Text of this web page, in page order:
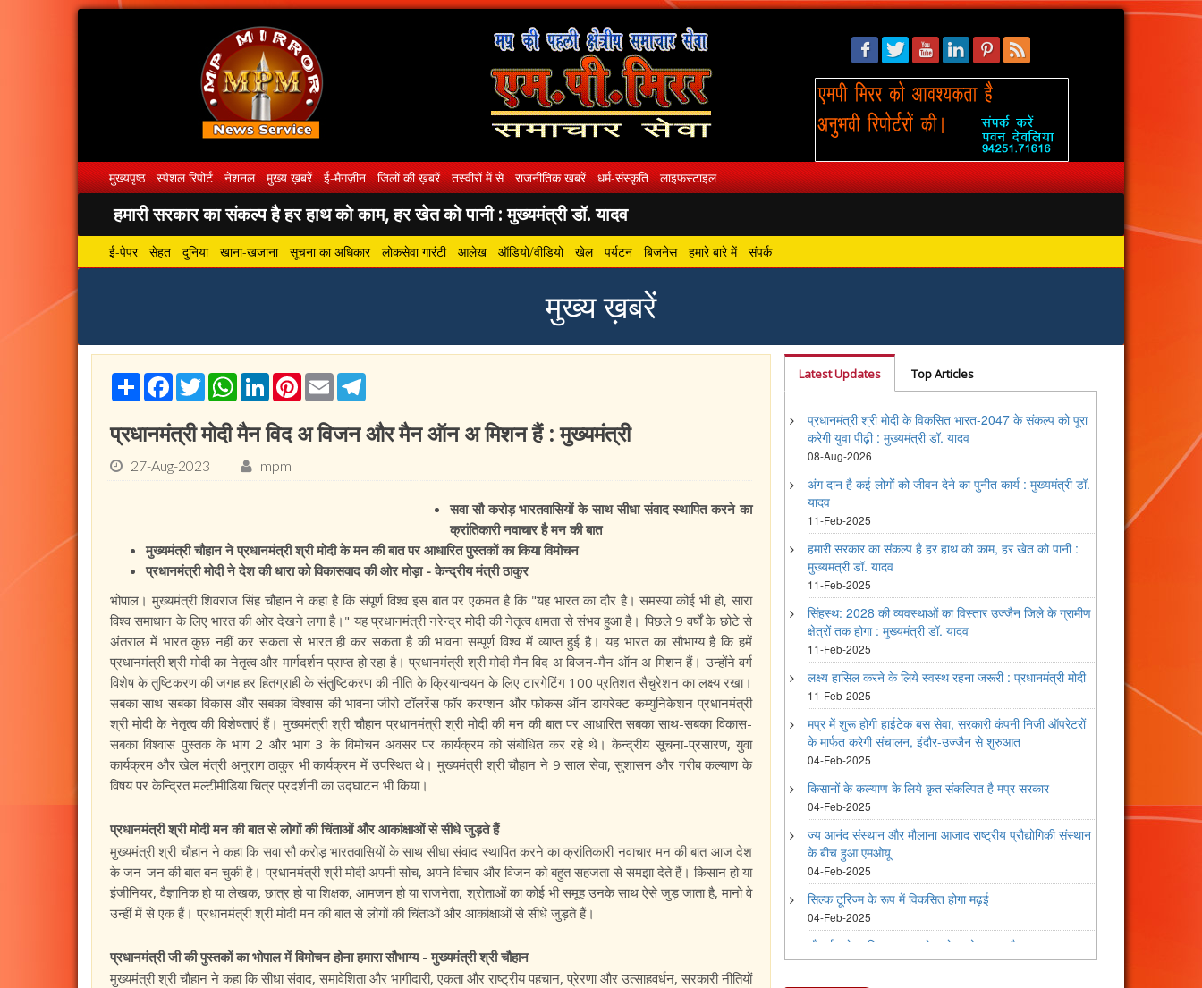
मुख्यपृष्ठ स्पेशल रिपोर्ट नेशनल मुख्य ख़बरें ई-मैगज़ीन जिलों की ख़बरें तस्वीरों में से राजनीतिक खबरें धर्म-संस्कृति लाइफस्टाइल
हमारी सरकार का संकल्प है हर हाथ को काम, हर खेत को पानी : मुख्यमंत्री डॉ. यादव
ई-पेपर सेहत दुनिया खाना-खजाना सूचना का अधिकार लोकसेवा गारंटी आलेख ऑडियो/वीडियो खेल पर्यटन बिजनेस हमारे बारे में संपर्क
मुख्य ख़बरें
ShareFacebook
TwitterWhatsApp
LinkedInPinterest
Email
प्रधानमंत्री मोदी मैन विद अ विजन और मैन ऑन अ मिशन हैं : मुख्यमंत्री
27-Aug-2023 mpm
सवा सौ करोड़ भारतवासियों के साथ सीधा संवाद स्थापित करने का
क्रांतिकारी नवाचार है मन की बात
मुख्यमंत्री चौहान ने प्रधानमंत्री श्री मोदी के मन की बात पर आधारित पुस्तकों का किया विमोचन
प्रधानमंत्री मोदी ने देश की धारा को विकासवाद की ओर मोड़ा - केन्द्रीय मंत्री ठाकुर
भोपाल। मुख्यमंत्री शिवराज सिंह चौहान ने कहा है कि संपूर्ण विश्व इस बात पर एकमत है कि "यह भारत का दौर है। समस्या कोई भी हो, सारा
विश्व समाधान के लिए भारत की ओर देखने लगा है।" यह प्रधानमंत्री नरेन्द्र मोदी की नेतृत्व क्षमता से संभव हुआ है। पिछले 9 वर्षों के छोटे से
अंतराल में भारत कुछ नहीं कर सकता से भारत ही कर सकता है की भावना सम्पूर्ण विश्व में व्याप्त हुई है। यह भारत का सौभाग्य है कि हमें
प्रधानमंत्री श्री मोदी का नेतृत्व और मार्गदर्शन प्राप्त हो रहा है। प्रधानमंत्री श्री मोदी मैन विद अ विजन-मैन ऑन अ मिशन हैं। उन्होंने वर्ग
विशेष के तुष्टिकरण की जगह हर हितग्राही के संतुष्टिकरण की नीति के क्रियान्वयन के लिए टारगेटिंग 100 प्रतिशत सैचुरेशन का लक्ष्य रखा।
सबका साथ-सबका विकास और सबका विश्वास की भावना जीरो टॉलरेंस फॉर करप्शन और फोकस ऑन डायरेक्ट कम्युनिकेशन प्रधानमंत्री
श्री मोदी के नेतृत्व की विशेषताएं हैं। मुख्यमंत्री श्री चौहान प्रधानमंत्री श्री मोदी की मन की बात पर आधारित सबका साथ-सबका विकास-
सबका विश्वास पुस्तक के भाग 2 और भाग 3 के विमोचन अवसर पर कार्यक्रम को संबोधित कर रहे थे। केन्द्रीय सूचना-प्रसारण, युवा
कार्यक्रम और खेल मंत्री अनुराग ठाकुर भी कार्यक्रम में उपस्थित थे। मुख्यमंत्री श्री चौहान ने 9 साल सेवा, सुशासन और गरीब कल्याण के
विषय पर केन्द्रित मल्टीमीडिया चित्र प्रदर्शनी का उद्घाटन भी किया।
प्रधानमंत्री श्री मोदी मन की बात से लोगों की चिंताओं और आकांक्षाओं से सीधे जुड़ते हैं
मुख्यमंत्री श्री चौहान ने कहा कि सवा सौ करोड़ भारतवासियों के साथ सीधा संवाद स्थापित करने का क्रांतिकारी नवाचार मन की बात आज देश
के जन-जन की बात बन चुकी है। प्रधानमंत्री श्री मोदी अपनी सोच, अपने विचार और विजन को बहुत सहजता से समझा देते हैं। किसान हो या
इंजीनियर, वैज्ञानिक हो या लेखक, छात्र हो या शिक्षक, आमजन हो या राजनेता, श्रोताओं का कोई भी समूह उनके साथ ऐसे जुड़ जाता है, मानो वे
उन्हीं में से एक हैं। प्रधानमंत्री श्री मोदी मन की बात से लोगों की चिंताओं और आकांक्षाओं से सीधे जुड़ते हैं।
प्रधानमंत्री जी की पुस्तकों का भोपाल में विमोचन होना हमारा सौभाग्य - मुख्यमंत्री श्री चौहान
मुख्यमंत्री श्री चौहान ने कहा कि सीधा संवाद, समावेशिता और भागीदारी, एकता और राष्ट्रीय पहचान, प्रेरणा और उत्साहवर्धन, सरकारी नीतियों
Latest Updates Top Articles